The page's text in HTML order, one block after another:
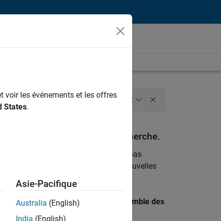
Équipe Business Model 2
à vos critères de recherche.
. Si malgré tout vous ne trouvez pas
pour vous tenir au courant des nouvelles
par lieu pour trouver l’ensemble des
voir les événements et les offres
States.
Asie-Pacifique
Australia (English)
India (English)